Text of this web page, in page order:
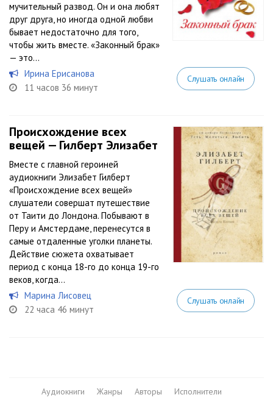
мучительный развод. Он и она любят
друг друга, но иногда одной любви
бывает недостаточно для того,
чтобы жить вместе. «Законный брак»
— это...
Ирина Ерисанова
11 часов 36 минут
Слушать онлайн
Происхождение всех
вещей — Гилберт Элизабет
Вместе с главной героиней
аудиокниги Элизабет Гилберт
«Происхождение всех вещей»
слушатели совершат путешествие
от Таити до Лондона. Побывают в
Перу и Амстердаме, перенесутся в
самые отдаленные уголки планеты.
Действие сюжета охватывает
период с конца 18-го до конца 19-го
веков, когда...
Марина Лисовец
22 часа 46 минут
Слушать онлайн
Аудиокниги Жанры Авторы
Исполнители